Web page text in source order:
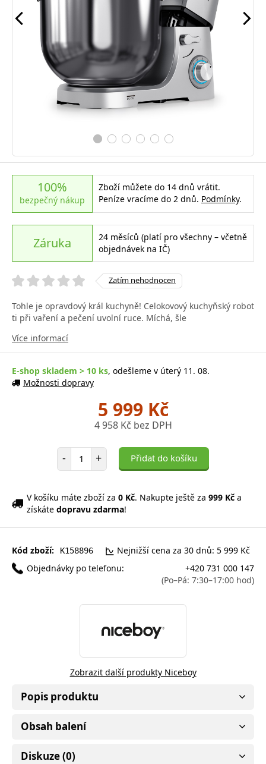
100%
bezpečný nákup
Zboží můžete do 14 dnů vrátit.
Peníze vracíme do 2 dnů. Podmínky.
Záruka
24 měsíců (platí pro všechny – včetně
objednávek na IČ)
Zatím nehodnocen
Tohle je opravdový král kuchyně! Celokovový kuchyňský robot
ti při vaření a pečení uvolní ruce. Míchá, šle
Více informací
E-shop skladem > 10 ks, odešleme v úterý 11. 08.
Možnosti dopravy
5 999 Kč
4 958 Kč bez DPH
- Počet položek
+ Přidat do košíku
V košíku máte zboží za 0 Kč. Nakupte ještě za 999 Kč a
získáte dopravu zdarma!
Kód zboží: K158896
Nejnižší cena za 30 dnů: 5 999 Kč
Objednávky po telefonu:
+420 731 000 147
(Po–Pá: 7:30–17:00 hod)
Zobrazit další produkty Niceboy
Popis produktu
Obsah balení
Diskuze (0)